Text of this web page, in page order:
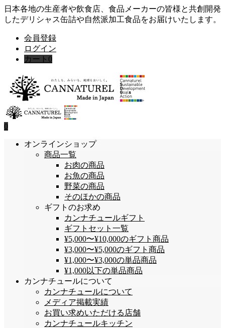
日本各地の生産者や飲食店、食品メーカーの皆様と共創開発
したデリシャス缶詰や自然派加工食品をお届けいたします。
会員登録
ログイン
カート 0
0
オンラインショップ
商品一覧
お肉の商品
お魚の商品
野菜の商品
そのほかの商品
ギフトのお求め
カンナチュールギフト
ギフトセット一覧
¥5,000〜¥10,000のギフト商品
¥3,000〜¥5,000のギフト商品
¥1,000〜¥3,000の単品商品
¥1,000以下の単品商品
カンナチュールについて
カンナチュールについて
メディア掲載実績
お買い求めいただける店舗
カンナチュールキッチン